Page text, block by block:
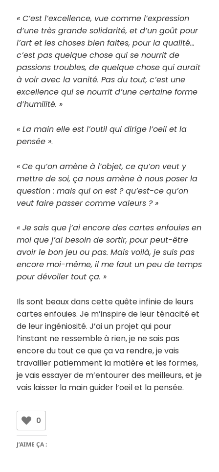
« C’est l’excellence, vue comme l’expression
d’une très grande solidarité, et d’un goût pour
l’art et les choses bien faites, pour la qualité…
c’est pas quelque chose qui se nourrit de
passions troubles, de quelque chose qui aurait
à voir avec la vanité. Pas du tout, c’est une
excellence qui se nourrit d’une certaine forme
d’humilité. »
« La main elle est l’outil qui dirige l’oeil et la
pensée ».
«Ce qu’on amène à l’objet, ce qu’on veut y
mettre de soi, ça nous amène à nous poser la
question : mais qui on est ? qu’est-ce qu’on
veut faire passer comme valeurs ? »
« Je sais que j’ai encore des cartes enfouies en
moi que j’ai besoin de sortir, pour peut-être
avoir le bon jeu ou pas. Mais voilà, je suis pas
encore moi-même, il me faut un peu de temps
pour dévoiler tout ça. »
Ils sont beaux dans cette quête infinie de leurs
cartes enfouies. Je m’inspire de leur ténacité et
de leur ingéniosité. J’ai un projet qui pour
l’instant ne ressemble à rien, je ne sais pas
encore du tout ce que ça va rendre, je vais
travailler patiemment la matière et les formes,
je vais essayer de m’entourer des meilleurs, et je
vais laisser la main guider l’oeil et la pensée.
0
J’AIME ÇA :